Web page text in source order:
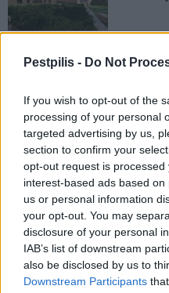
Pestpilis - Do Not
If you wish to opt-out of the
processing of your personal
targeted advertising by us,
section to confirm your
opt-out request is
interest-based ads based
us or personal information
your opt-out. You may
disclosure of your personal
IAB’s list of downstream
also be disclosed by us to
Downstream Participants
Helyi
Amire többmillióan
csökken a riasztás